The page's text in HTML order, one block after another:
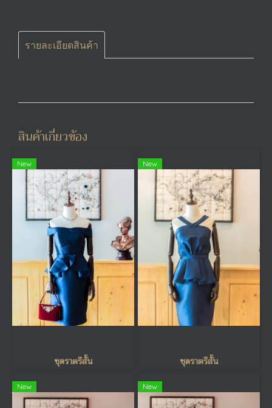
รายละเอียดสินค้า
สินค้าเกี่ยวข้อง
New
ชุดราตรีสั้น
New
ชุดราตรีสั้น
New New